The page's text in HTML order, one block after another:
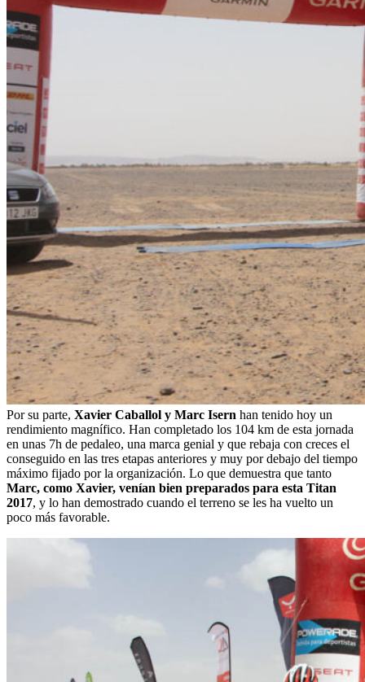
Por su parte, Xavier Caballol y Marc Isern han tenido hoy un
rendimiento magnífico. Han completado los 104 km de esta jornada
en unas 7h de pedaleo, una marca genial y que rebaja con creces el
conseguido en las tres etapas anteriores y muy por debajo del tiempo
máximo fijado por la organización. Lo que demuestra que tanto
Marc, como Xavier, venían bien preparados para esta Titan
2017, y lo han demostrado cuando el terreno se les ha vuelto un
poco más favorable.